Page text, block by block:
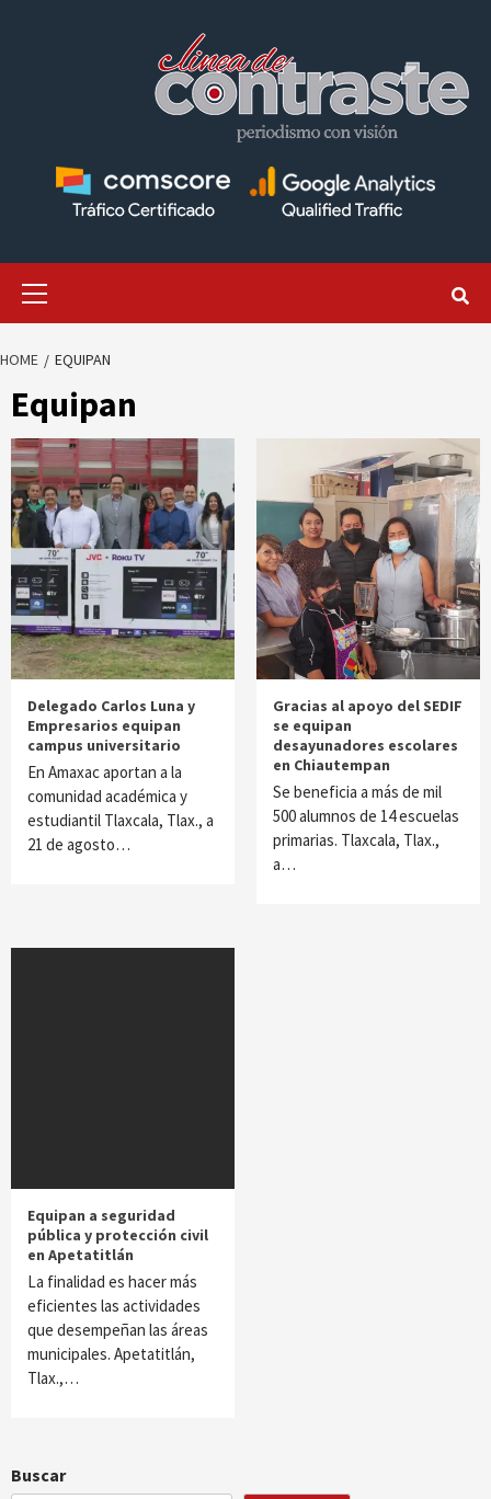
HOME EQUIPAN
Equipan
Delegado Carlos Luna y
Empresarios equipan
campus universitario
En Amaxac aportan a la
comunidad académica y
estudiantil Tlaxcala, Tlax., a
21 de agosto…
Gracias al apoyo del SEDIF
se equipan
desayunadores escolares
en Chiautempan
Se beneficia a más de mil
500 alumnos de 14 escuelas
primarias. Tlaxcala, Tlax.,
a…
Equipan a seguridad
pública y protección civil
en Apetatitlán
La finalidad es hacer más
eficientes las actividades
que desempeñan las áreas
municipales. Apetatitlán,
Tlax.,…
Buscar